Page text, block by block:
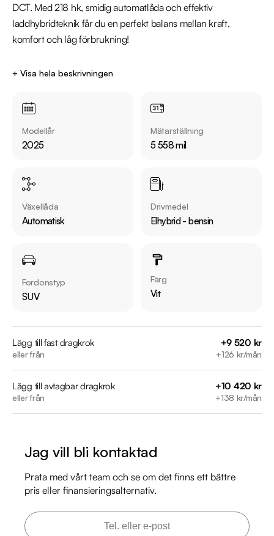
DCT. Med 218 hk, smidig automatlåda och effektiv
laddhybridteknik får du en perfekt balans mellan kraft,
komfort och låg förbrukning!
Utrustning inkluderar:
GLA i lager. Se våra bilar på
https://www.riddermarkbil.se/kopa-bil/?series=gla
Övrig information om bilen:
Årsskatt: Endast 360 kr
Elräckvidd enligt WLTP på 70 km
Endast 2 tidigare brukare
Möjlighet till 12-60 månaders garanti
Servicehistorik:
2025-03-11 - 2320 mil
2025-10-10 - 4812 mil
https://www.riddermarkbil.se/kopa-bil/mercedes-
för att:
• Se närbilder och film på bilen
• Reservera bilen direkt online
• Få mer info om utrustning och tillval
+ Visa hela beskrivningen
Modellår
2025
Mätarställning
5 558 mil
Växellåda
Automatisk
Drivmedel
Elhybrid - bensin
Fordonstyp
SUV
Färg
Vit
Lägg till fast dragkrok
eller från
+9 520 kr
+126 kr/mån
Lägg till avtagbar dragkrok
eller från
+10 420 kr
+138 kr/mån
Jag vill bli kontaktad
Prata med vårt team och se om det finns ett bättre
pris eller finansieringsalternativ.